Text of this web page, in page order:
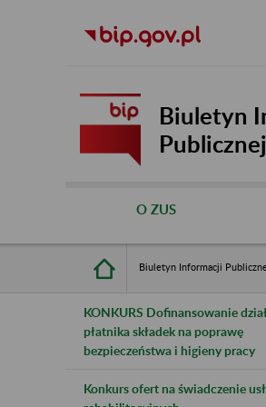
Biuletyn
Publicznej
O ZUS
Biuletyn Informacji
KONKURS Dofinansowanie
płatnika składek na poprawę
bezpieczeństwa i higieny pracy
Konkurs ofert na świadczenie